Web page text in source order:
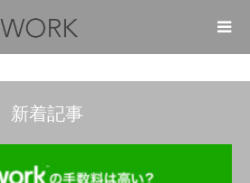
新着記事